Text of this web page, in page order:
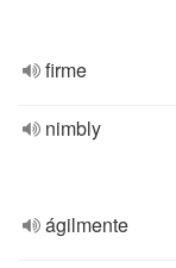
firme
nimbly
ágilmente